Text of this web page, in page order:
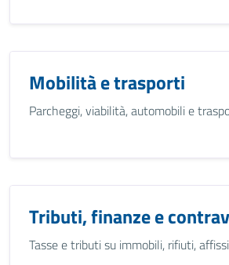
Mobilità e trasporti
Parcheggi, viabilità, automobili e
Tributi, finanze e
Tasse e tributi su immobili, rifiuti,